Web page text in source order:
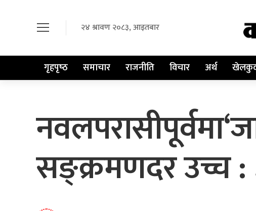
२४ श्रावण २०८३, आइतबार
गृहपृष्‍ठ समाचार राजनीति विचार अर्थ
सङ्क्रमणदर उच्च :